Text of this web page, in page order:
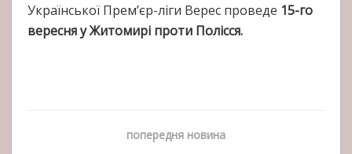
Української Прем’єр-ліги Верес проведе 15-го
вересня у Житомирі проти Полісся.
попередня новина